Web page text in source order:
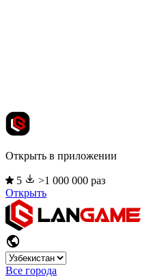
Открыть в приложении
5
>1 000 000 раз
Открыть
Все города